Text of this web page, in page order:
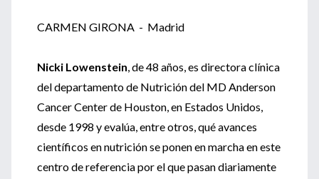
CARMEN GIRONA - Madrid
Nicki Lowenstein, de 48 años, es directora clínica
del departamento de Nutrición del MD Anderson
Cancer Center de Houston, en Estados Unidos,
desde 1998 y evalúa, entre otros, qué avances
científicos en nutrición se ponen en marcha en este
centro de referencia por el que pasan diariamente